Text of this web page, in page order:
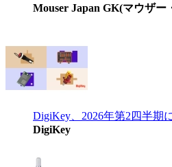
Mouser Japan GK(マウザー
DigiKey、2026年第2四半
DigiKey